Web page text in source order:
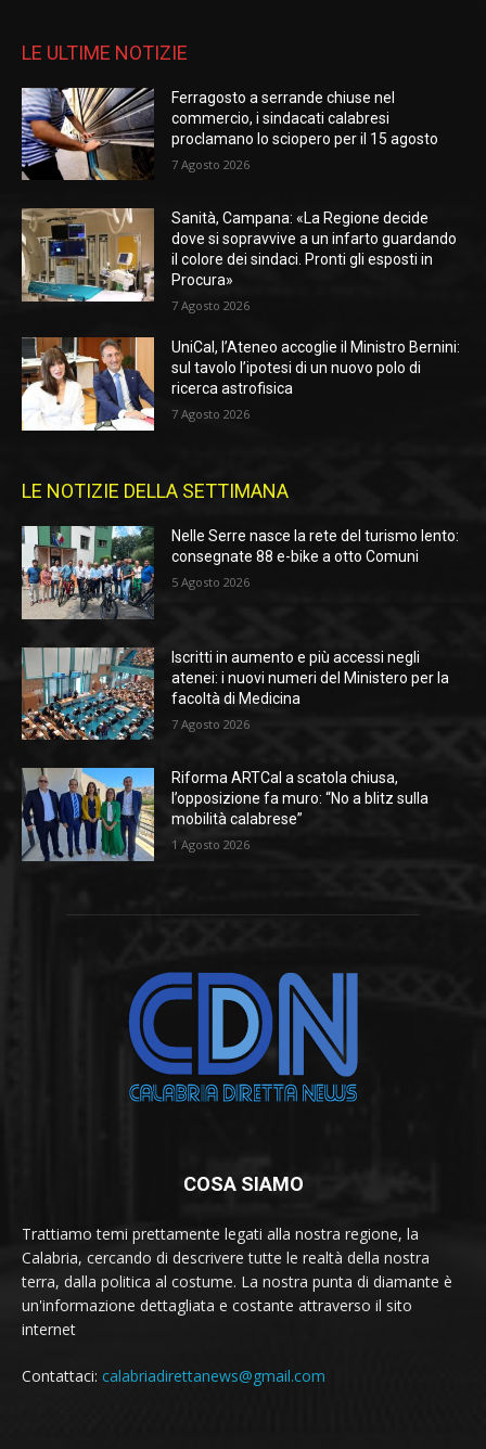
LE ULTIME NOTIZIE
Ferragosto a serrande chiuse nel
commercio, i sindacati calabresi
proclamano lo sciopero per il 15 agosto
7 Agosto 2026
Sanità, Campana: «La Regione decide
dove si sopravvive a un infarto guardando
il colore dei sindaci. Pronti gli esposti in
Procura»
7 Agosto 2026
UniCal, l’Ateneo accoglie il Ministro Bernini:
sul tavolo l’ipotesi di un nuovo polo di
ricerca astrofisica
7 Agosto 2026
LE NOTIZIE DELLA SETTIMANA
Nelle Serre nasce la rete del turismo lento:
consegnate 88 e-bike a otto Comuni
5 Agosto 2026
Iscritti in aumento e più accessi negli
atenei: i nuovi numeri del Ministero per la
facoltà di Medicina
7 Agosto 2026
Riforma ARTCal a scatola chiusa,
l’opposizione fa muro: “No a blitz sulla
mobilità calabrese”
1 Agosto 2026
COSA SIAMO
Trattiamo temi prettamente legati alla nostra regione, la
Calabria, cercando di descrivere tutte le realtà della nostra
terra, dalla politica al costume. La nostra punta di diamante è
un'informazione dettagliata e costante attraverso il sito
internet
Contattaci: calabriadirettanews@gmail.com